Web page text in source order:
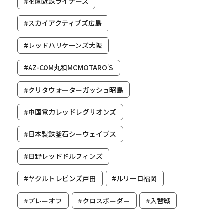
#スカイアクティブズ広島
#レッドハリケーンズ大阪
#AZ-COM丸和MOMOTARO’S
#クリタウォーターガッシュ昭島
#中国電力レッドレグリオンズ
#日本製鉄釜石シーウェイブス
#日野レッドドルフィンズ
#ヤクルトレビンズ戸田 #ルリーロ福岡
#プレーオフ #クロスボーダー #入替戦